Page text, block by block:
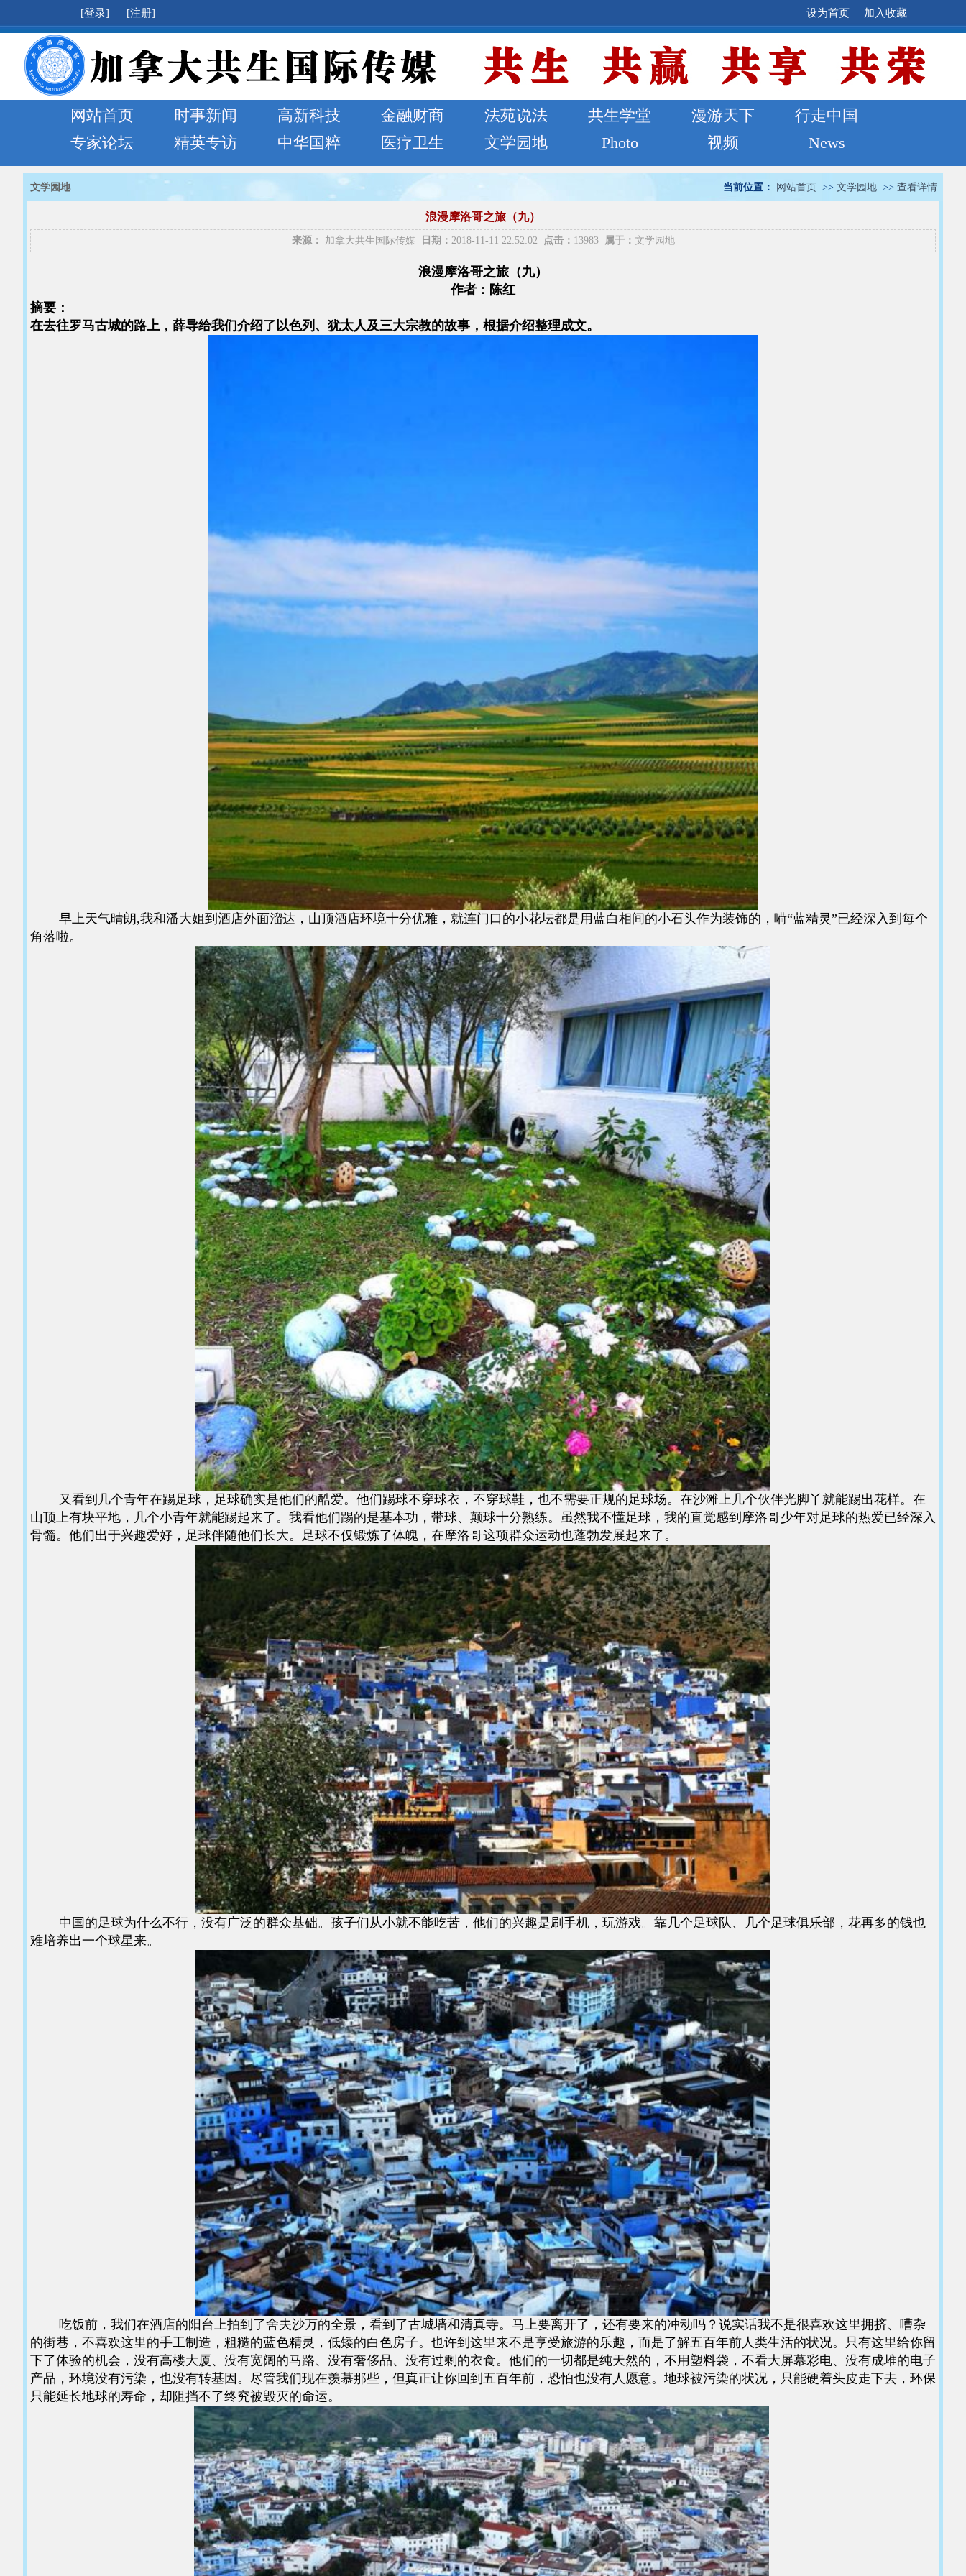
[登录] [注册] 加入收藏
设为首页
网站首页 时事新闻 高新科技 金融财商 法苑说法 共生学堂 漫游天下
行走中国
专家论坛
精英专访 中华国粹 医疗卫生 文学园地 Photo 视频 News
当前位置： 网站首页 >> 文学园地 >> 查看详情
文学园地
浪漫摩洛哥之旅（九）
来源： 加拿大共生国际传媒 日期： 2018-11-11 22:52:02 点击： 13983 属于： 文学园地
浪漫摩洛哥之旅 （九）
作者：陈红
摘要：
在去往罗马古城的路上，薛导给我们介绍了以色列、犹太人及三大宗教的故事， 根据介绍整理成文。
早上天气晴朗,我和潘大姐到酒店外面溜达，山顶酒店环境十分优雅，就连门口的小花坛都是用蓝白相间的小石头作为装饰的，嗬“蓝精灵”已经深入到每个
角落啦。
又看到几个青年在踢足球，足球确实是他们的酷爱。他们踢球不穿球衣，不穿球鞋，也不需要正规的足球场。在沙滩上几个伙伴光脚丫就能踢出花样。在
山顶上有块平地，几个小青年就能踢起来了。我看他们踢的是基本功，带球、颠球十分熟练。虽然我不懂足球，我的直觉感到摩洛哥少年对足球的热爱已经深入
骨髓。他们出于兴趣爱好，足球伴随他们长大。足球不仅锻炼了体魄，在摩洛哥这项群众运动也蓬勃发展起来了。
中国的足球为什么不行，没有广泛的群众基础。孩子们从小就不能吃苦，他们的兴趣是刷手机，玩游戏。靠几个足球队、几个足球俱乐部，花再多的钱也
难培养出一个球星来。
吃饭前，我们在酒店的阳台上拍到了舍夫沙万的全景，看到了古城墙和清真寺。马上要离开了，还有要来的冲动吗？说实话我不是很喜欢这里拥挤、嘈杂
的街巷，不喜欢这里的手工制造，粗糙的蓝色精灵，低矮的白色房子。也许到这里来不是享受旅游的乐趣，而是了解五百年前人类生活的状况。只有这里给你留
下了体验的机会，没有高楼大厦、没有宽阔的马路、没有奢侈品、没有过剩的衣食。他们的一切都是纯天然的，不用塑料袋，不看大屏幕彩电、没有成堆的电子
产品，环境没有污染，也没有转基因。尽管我们现在羡慕那些，但真正让你回到五百年前，恐怕也没有人愿意。地球被污染的状况，只能硬着头皮走下去，环保
只能延长地球的寿命，却阻挡不了终究被毁灭的命运。